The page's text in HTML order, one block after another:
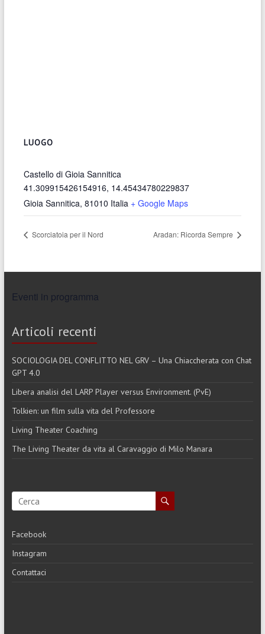
LUOGO
Castello di Gioia Sannitica
41.309915426154916, 14.45434780229837
Gioia Sannitica, 81010 Italia + Google Maps
Scorciatoia per il Nord Aradan: Ricorda Sempre
Eventi in programma
Articoli recenti
SOCIOLOGIA DEL CONFLITTO NEL GRV – Una Chiaccherata con Chat
GPT 4.0
Libera analisi del LARP Player versus Environment. (PvE)
Tolkien: un film sulla vita del Professore
Living Theater Coaching
The Living Theater da vita al Caravaggio di Milo Manara
Facebook
Instagram
Contattaci